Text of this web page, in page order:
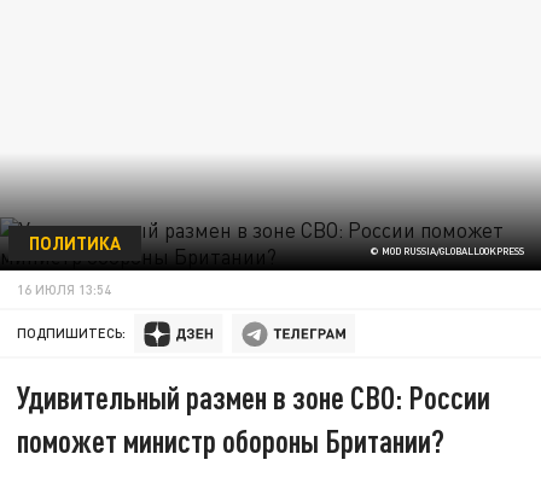
© MOD RUSSIA/GLOBALLOOKPRESS
ПОЛИТИКА
16 ИЮЛЯ 13:54
ПОДПИШИТЕСЬ:
Удивительный размен в зоне СВО: России
поможет министр обороны Британии?